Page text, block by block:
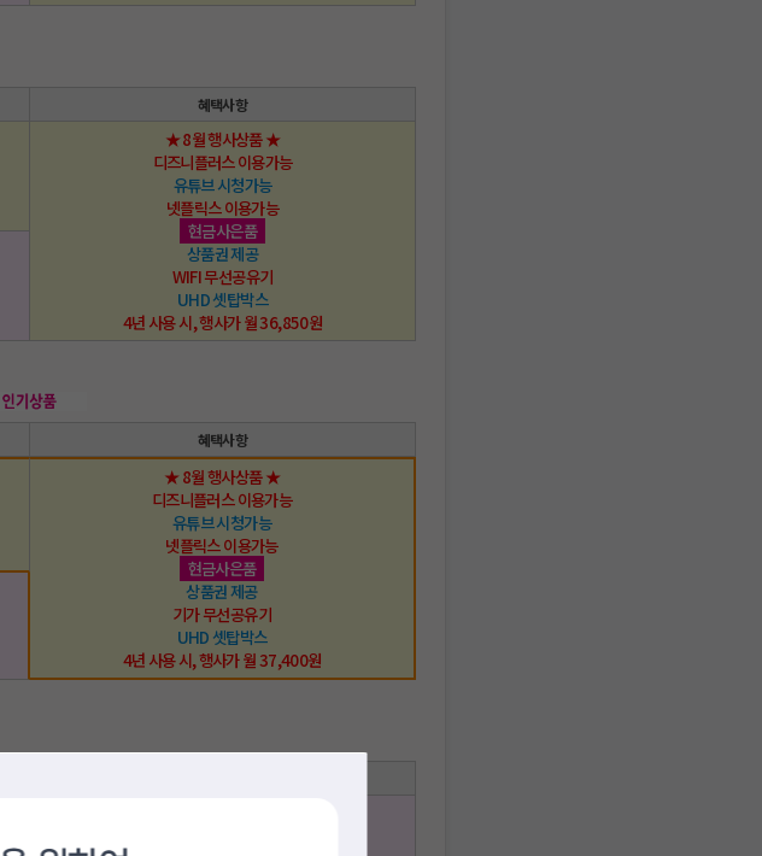
혜택사항
★ 8월 행사상품 ★
디즈니플러스 이용가능
유튜브 시청가능
넷플릭스 이용가능
현금사은품
상품권 제공
WIFI 무선공유기
UHD 셋탑박스
4년 사용 시, 행사가 월 36,850원
혜택사항
★ 8월 행사상품 ★
디즈니플러스 이용가능
유튜브 시청가능
넷플릭스 이용가능
현금사은품
상품권 제공
기가 무선공유기
UHD 셋탑박스
4년 사용 시, 행사가 월 37,400원